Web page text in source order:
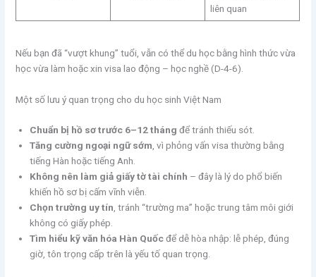
liên quan
Nếu bạn đã “vượt khung” tuổi, vẫn có thể du học bằng hình thức vừa
học vừa làm hoặc xin visa lao động – học nghề (D-4-6).
Một số lưu ý quan trọng cho du học sinh Việt Nam
Chuẩn bị hồ sơ trước 6–12 tháng để tránh thiếu sót.
Tăng cường ngoại ngữ sớm , vì phỏng vấn visa thường bằng
tiếng Hàn hoặc tiếng Anh.
Không nên làm giả giấy tờ tài chính – đây là lý do phổ biến
khiến hồ sơ bị cấm vĩnh viễn.
Chọn trường uy tín , tránh “trường ma” hoặc trung tâm môi giới
không có giấy phép.
Tìm hiểu kỹ văn hóa Hàn Quốcđể dễ hòa nhập: lễ phép, đúng
giờ, tôn trọng cấp trên là yếu tố quan trọng.